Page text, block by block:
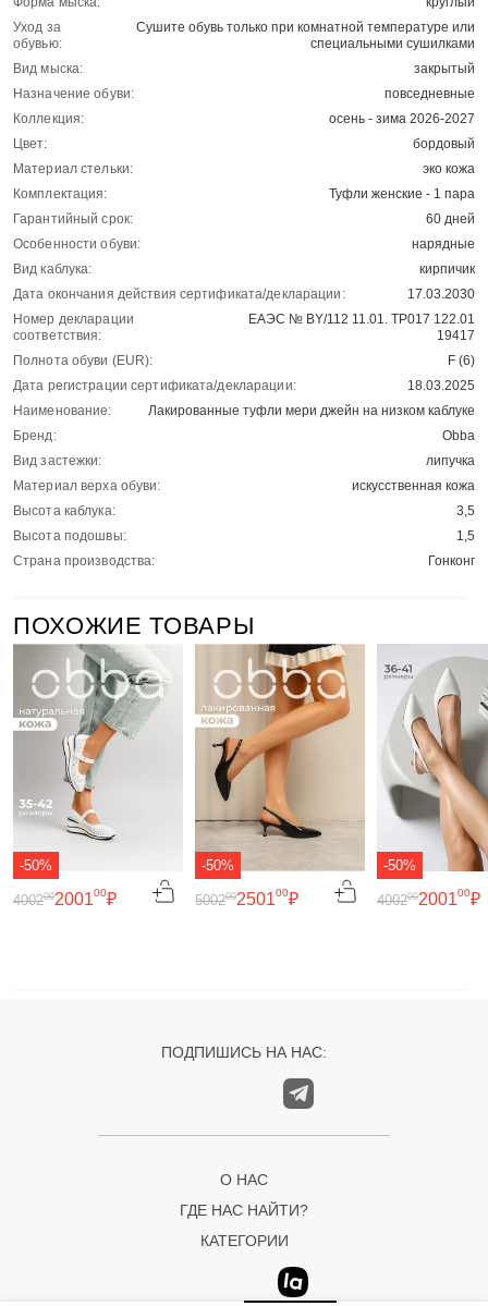
Уход за
обувью:
Сушите обувь только при комнатной температуре или
специальными сушилками
Вид мыска:
закрытый
Назначение обуви:
повседневные
Коллекция:
осень - зима 2026-2027
Цвет:
бордовый
Материал стельки:
эко кожа
Комплектация:
Туфли женские - 1 пара
Гарантийный срок:
60 дней
Особенности обуви:
нарядные
Вид каблука:
кирпичик
Дата окончания действия сертификата/декларации:
17.03.2030
Номер декларации
соответствия:
ЕАЭС № BY/112 11.01. ТР017 122.01
19417
Полнота обуви (EUR):
F (6)
Дата регистрации сертификата/декларации:
18.03.2025
Наименование:
Лакированные туфли мери джейн на низком каблуке
Бренд:
Obba
Вид застежки:
липучка
Материал верха обуви:
искусственная кожа
Высота каблука:
3,5
Высота подошвы:
1,5
Страна производства:
Гонконг
ПОХОЖИЕ ТОВАРЫ
-50%
200100₽
400200
-50%
250100₽
500200
-50%
200100₽
400200
ПОДПИШИСЬ НА НАС:
О НАС
ГДЕ НАС НАЙТИ?
КАТЕГОРИИ